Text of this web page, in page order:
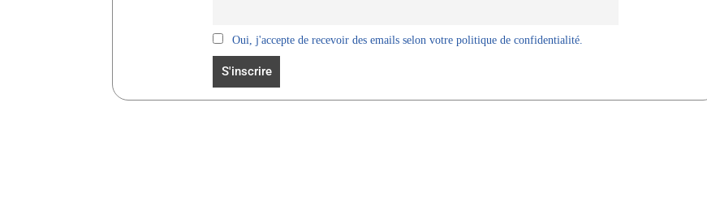
Oui, j'accepte de recevoir des emails selon votre politique de confidentialité.